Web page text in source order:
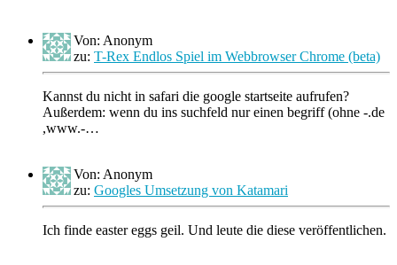
Von: Anonym
zu: T-Rex Endlos Spiel im Webbrowser Chrome (beta)
Kannst du nicht in safari die google startseite aufrufen?
Außerdem: wenn du ins suchfeld nur einen begriff (ohne -.de
,www.-…
Von: Anonym
zu: Googles Umsetzung von Katamari
Ich finde easter eggs geil. Und leute die diese veröffentlichen.